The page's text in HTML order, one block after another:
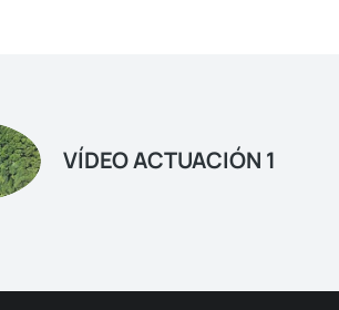
VÍDEO ACTUACIÓN 1